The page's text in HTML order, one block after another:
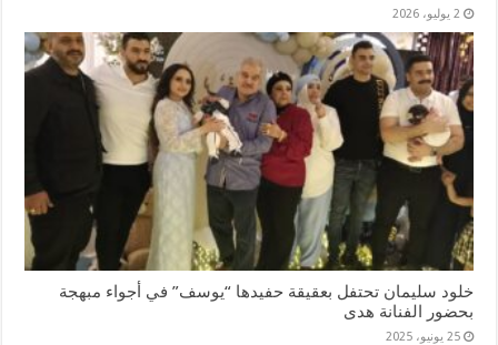
2 يوليو، 2026
خلود سليمان تحتفل بعقيقة حفيدها “يوسف” في أجواء مبهجة
بحضور الفنانة هدى
25 يونيو، 2025